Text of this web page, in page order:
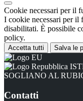
Cookie necessari per il
I cookie necessari per il
disabilitati. È possibile
policy.
Accetta tutti Salva le
SOGLIANO AL
Contatti